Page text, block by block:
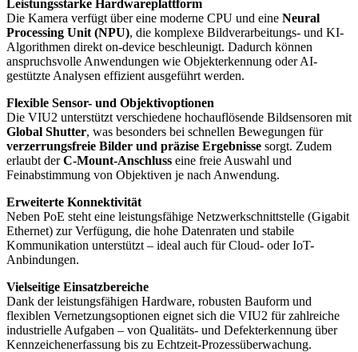
Leistungsstarke Hardwareplattform
Die Kamera verfügt über eine moderne CPU und eine Neural
Processing Unit (NPU), die komplexe Bildverarbeitungs- und KI-
Algorithmen direkt on-device beschleunigt. Dadurch können
anspruchsvolle Anwendungen wie Objekterkennung oder AI-
gestützte Analysen effizient ausgeführt werden.
Flexible Sensor- und Objektivoptionen
Die VIU2 unterstützt verschiedene hochauflösende Bildsensoren mit
Global Shutter, was besonders bei schnellen Bewegungen für
verzerrungsfreie Bilder und präzise Ergebnisse sorgt. Zudem
erlaubt derC-Mount-Anschluss eine freie Auswahl und
Feinabstimmung von Objektiven je nach Anwendung.
Erweiterte Konnektivität
Neben PoE steht eine leistungsfähige Netzwerkschnittstelle (Gigabit
Ethernet) zur Verfügung, die hohe Datenraten und stabile
Kommunikation unterstützt – ideal auch für Cloud- oder IoT-
Anbindungen.
Vielseitige Einsatzbereiche
Dank der leistungsfähigen Hardware, robusten Bauform und
flexiblen Vernetzungsoptionen eignet sich die VIU2 für zahlreiche
industrielle Aufgaben – von Qualitäts- und Defekterkennung über
Kennzeichenerfassung bis zu Echtzeit-Prozessüberwachung.